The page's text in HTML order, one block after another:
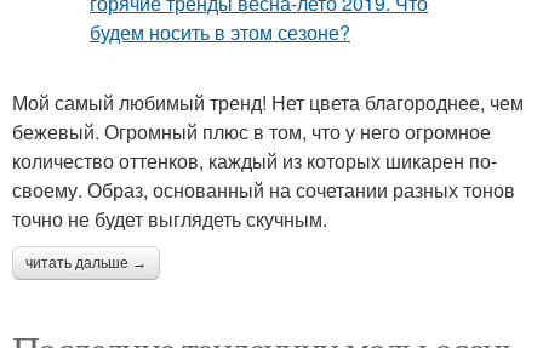
Мой самый любимый тренд! Нет цвета благороднее, чем
бежевый. Огромный плюс в том, что у него огромное
количество оттенков, каждый из которых шикарен по-
своему. Образ, основанный на сочетании разных тонов
точно не будет выглядеть скучным.
читать дальше →